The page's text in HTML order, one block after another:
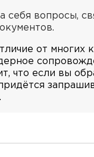
себя вопросы,
от многих
что если вы